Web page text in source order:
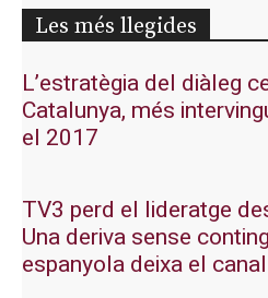
Les més llegides
L’estratègia del diàleg
Catalunya, més
el 2017
TV3 perd el lideratge
Una deriva sense
espanyola deixa el